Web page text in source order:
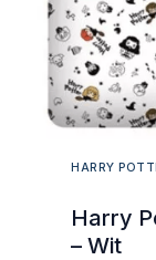
HARRY
Harry
– Wit